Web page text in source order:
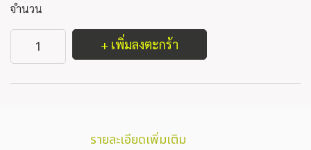
จำนวน
+ เพิ่มลงตะกร้า
รายละเอียดเพิ่มเติม